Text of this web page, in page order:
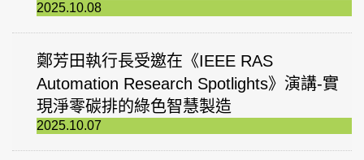
2025.10.08
鄭芳田執行長受邀在《IEEE RAS
Automation Research Spotlights》演講-實
現淨零碳排的綠色智慧製造
2025.10.07